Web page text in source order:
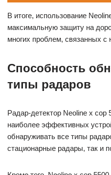
В итоге, использование
максимальную защиту на
многих проблем, связанных
Способность
типы радаров
Радар-детектор Neoline x cop
наиболее эффективных
обнаруживать все типы
стационарные радары, так и